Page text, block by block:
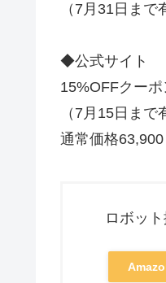
（7月31日まで
◆公式サイト
15%OFFクー
（7月15日まで
通常価格
ロボッ